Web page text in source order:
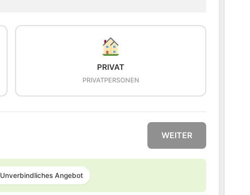
PRIVAT
PRIVATPERSONEN
WEITER
Unverbindliches Angebot